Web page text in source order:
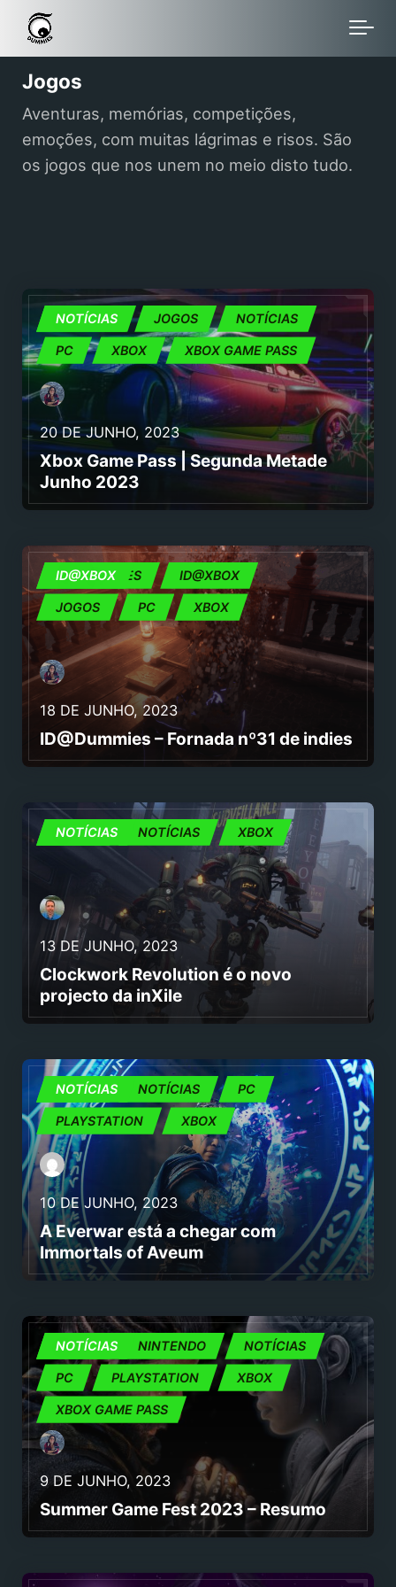
Skip to main content
Jogos
Aventuras, memórias, competições,
emoções, com muitas lágrimas e risos. São
os jogos que nos unem no meio disto tudo.
ID@XBOX JOGOS NOTÍCIAS
PC XBOX XBOX GAME PASS
20 DE JUNHO, 2023
Xbox Game Pass | Segunda Metade
Junho 2023
NOTÍCIAS
ID@DUMMIES ID@XBOX
JOGOS PC XBOX
18 DE JUNHO, 2023
ID@Dummies – Fornada nº31 de indies
ID@XBOX
JOGOS NOTÍCIAS XBOX
13 DE JUNHO, 2023
Clockwork Revolution é o novo
projecto da inXile
NOTÍCIAS
JOGOS NOTÍCIAS PC
PLAYSTATION XBOX
10 DE JUNHO, 2023
A Everwar está a chegar com
Immortals of Aveum
NOTÍCIAS
JOGOS NINTENDO NOTÍCIAS
PC PLAYSTATION XBOX
XBOX GAME PASS
9 DE JUNHO, 2023
Summer Game Fest 2023 – Resumo
NOTÍCIAS